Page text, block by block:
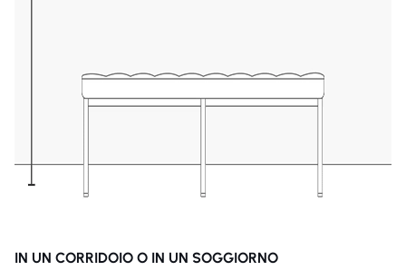
IN UN CORRIDOIO O IN UN SOGGIORNO